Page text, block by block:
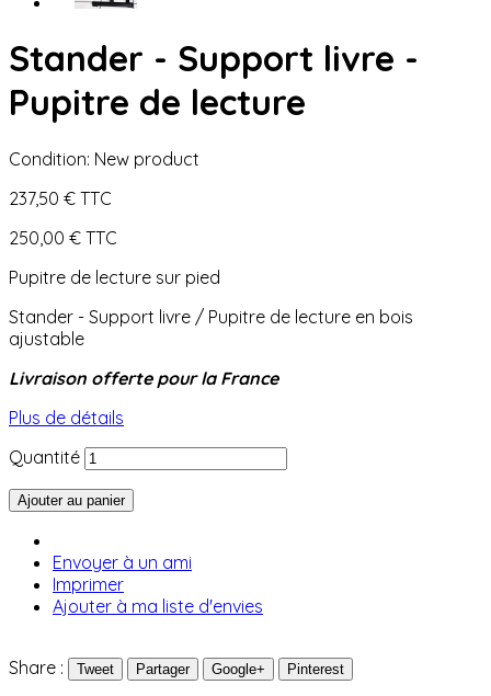
Stander - Support livre -
Pupitre de lecture
Condition: New product
237,50 € TTC
250,00 € TTC
Pupitre de lecture sur pied
Stander - Support livre / Pupitre de lecture en bois
ajustable
Livraison offerte pour la France
Plus de détails
Quantité
Ajouter au panier
Envoyer à un ami
Imprimer
Ajouter à ma liste d'envies
Share : Tweet Partager Google+ Pinterest